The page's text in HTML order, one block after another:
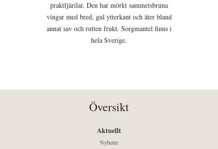
praktfjärilar. Den har mörkt sammetsbruna
vingar med bred, gul ytterkant och äter bland
annat sav och rutten frukt. Sorgmantel finns i
hela Sverige.
Översikt
Aktuellt
Nyheter